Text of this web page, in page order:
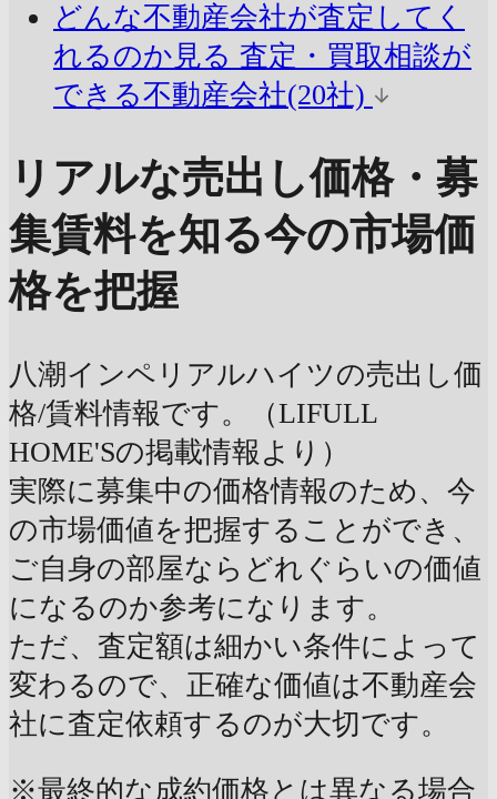
どんな不動産会社が査定してく
れるのか見る 査定・買取相談が
できる不動産会社(20社)
リアルな売出し価格・募
集賃料を知る今の市場価
格を把握
八潮インペリアルハイツの売出し価
格/賃料情報です。（LIFULL
HOME'Sの掲載情報より）
実際に募集中の価格情報のため、今
の市場価値を把握することができ、
ご自身の部屋ならどれぐらいの価値
になるのか参考になります。
ただ、査定額は細かい条件によって
変わるので、正確な価値は不動産会
社に査定依頼するのが大切です。
※最終的な成約価格とは異なる場合